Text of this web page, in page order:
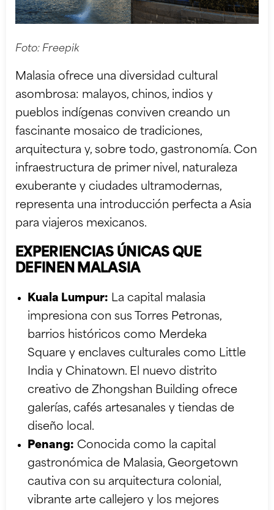
Foto: Freepik
Malasia ofrece una diversidad cultural
asombrosa: malayos, chinos, indios y
pueblos indígenas conviven creando un
fascinante mosaico de tradiciones,
arquitectura y, sobre todo, gastronomía. Con
infraestructura de primer nivel, naturaleza
exuberante y ciudades ultramodernas,
representa una introducción perfecta a Asia
para viajeros mexicanos.
EXPERIENCIAS ÚNICAS QUE
DEFINEN MALASIA
Kuala Lumpur: La capital malasia
impresiona con sus Torres Petronas,
barrios históricos como Merdeka
Square y enclaves culturales como Little
India y Chinatown. El nuevo distrito
creativo de Zhongshan Building ofrece
galerías, cafés artesanales y tiendas de
diseño local.
Penang: Conocida como la capital
gastronómica de Malasia, Georgetown
cautiva con su arquitectura colonial,
vibrante arte callejero y los mejores